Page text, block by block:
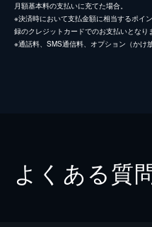
月額基本料の支払いに充てた場合。
※決済時において支払金額に相当するポイ
録のクレジットカードでのお支払いとなり
※通話料、SMS通信料、オプション（かけ
よくある質